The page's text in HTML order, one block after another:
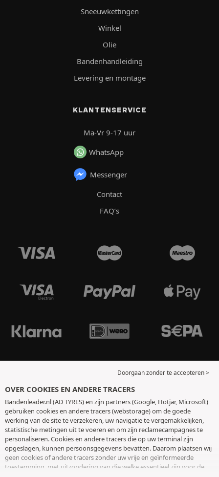
Sneeuwkettingen
Winkel
Olie
Bandenhandleiding
Levering en montage
KLANTENSERVICE
Ma-Vr 9-17 uur
WhatsApp
Messenger
Contact
FAQ’s
Doorgaan zonder te accepteren >
OVER COOKIES EN ANDERE TRACERS
Bandenleader.nl (AD TYRES) en zijn partners (Google, Hotjar, Microsoft)
gebruiken cookies en andere tracers (webstorage) om de goede
werking van de site te verzekeren, uw navigatie te vergemakkelijken,
statistische metingen uit te voeren en om zijn reclamecampagnes te
personaliseren. Cookies en andere tracers die op uw terminal zijn
opgeslagen, kunnen persoonsgegevens bevatten. Daarom plaatsen wij
geen cookies of andere tracers zonder uw vrije en geïnformeerde
toestemming, met uitzondering van die welke essentieel zijn voor de